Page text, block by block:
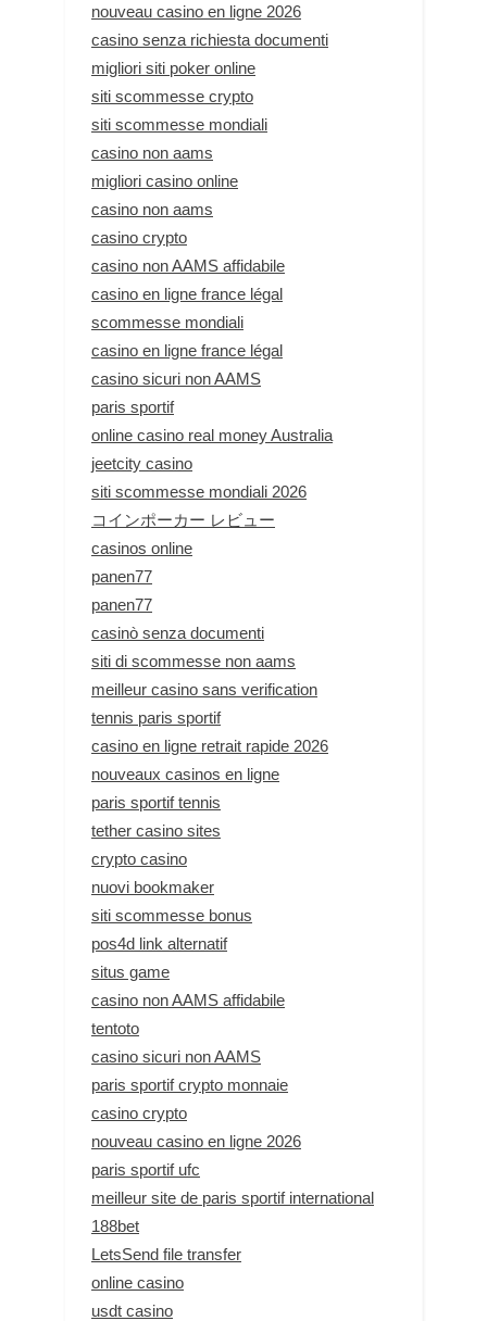
nouveau casino en ligne 2026
casino senza richiesta documenti
migliori siti poker online
siti scommesse crypto
siti scommesse mondiali
casino non aams
migliori casino online
casino non aams
casino crypto
casino non AAMS affidabile
casino en ligne france légal
scommesse mondiali
casino en ligne france légal
casino sicuri non AAMS
paris sportif
online casino real money Australia
jeetcity casino
siti scommesse mondiali 2026
コインポーカー レビュー
casinos online
panen77
panen77
casinò senza documenti
siti di scommesse non aams
meilleur casino sans verification
tennis paris sportif
casino en ligne retrait rapide 2026
nouveaux casinos en ligne
paris sportif tennis
tether casino sites
crypto casino
nuovi bookmaker
siti scommesse bonus
pos4d link alternatif
situs game
casino non AAMS affidabile
tentoto
casino sicuri non AAMS
paris sportif crypto monnaie
casino crypto
nouveau casino en ligne 2026
paris sportif ufc
meilleur site de paris sportif international
188bet
LetsSend file transfer
online casino
usdt casino